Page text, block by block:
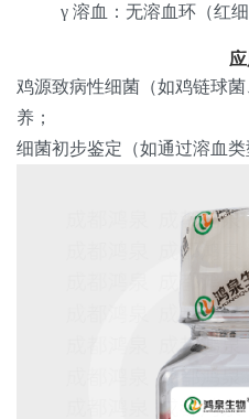
γ 溶血：无溶血环（红
鸡源致病性细菌（如鸡链球
养；
细菌初步鉴定（如通过溶血类